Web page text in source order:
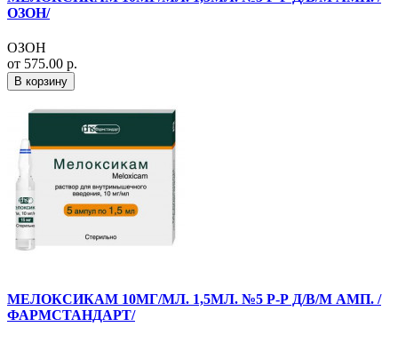
ОЗОН/
ОЗОН
от 575.00 р.
В корзину
МЕЛОКСИКАМ 10МГ/МЛ. 1,5МЛ. №5 Р-Р Д/В/М АМП. /
ФАРМСТАНДАРТ/